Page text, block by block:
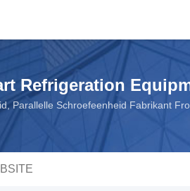
Refrigeration
Parallelle Schroefeenheid Fabrikant